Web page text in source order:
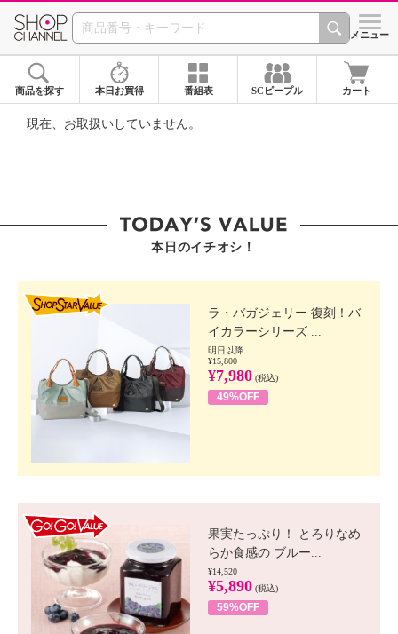
SHOP CHANNEL ショッ
メニュー
商品を探す 本日お買得 番組表 SCピープル カート
現在、お取扱いしていません。
本日のイチオシ！
ラ・バガジェリー 復刻！バ
イカラーシリーズ ...
明日以降
¥15,800
¥7,980 (税込)
49%OFF
果実たっぷり！ とろりなめ
らか食感の ブルー...
¥14,520
¥5,890 (税込)
59%OFF